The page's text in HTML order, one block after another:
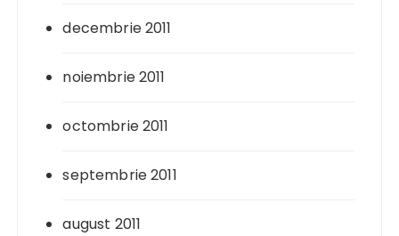
decembrie 2011
noiembrie 2011
octombrie 2011
septembrie 2011
august 2011